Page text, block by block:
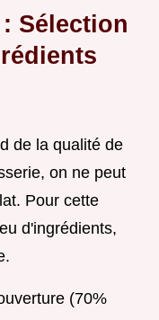
Sélection
de la qualité de
on ne peut
Pour cette
d'ingrédients,
(70%